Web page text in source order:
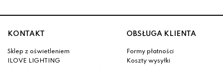
KONTAKT
Sklep z oświetleniem
ILOVE LIGHTING
OBSŁUGA KLIENTA
Formy płatności
Koszty wysyłki